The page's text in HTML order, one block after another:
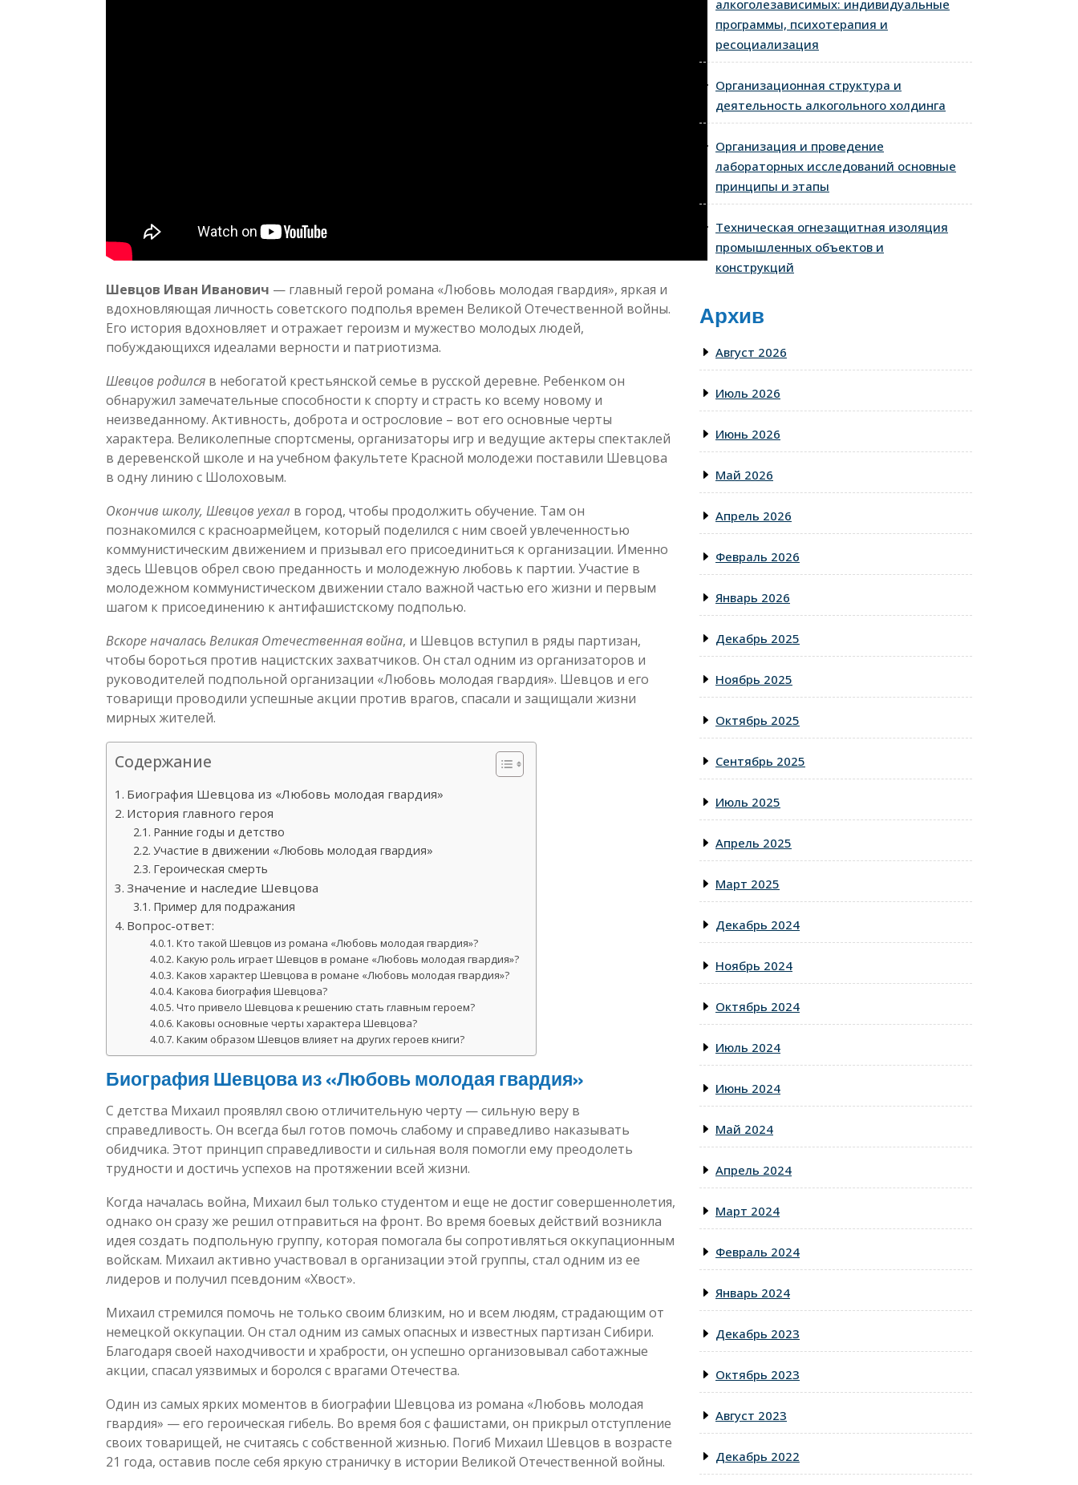
Шевцов Иван Иванович — главный герой романа «Любовь молодая гвардия», яркая и
вдохновляющая личность советского подполья времен Великой Отечественной войны.
Его история вдохновляет и отражает героизм и мужество молодых людей,
побуждающихся идеалами верности и патриотизма.
Шевцов родился в небогатой крестьянской семье в рус­ской деревне. Ребенком он
обнаружил замечательные способности к спорту и страсть ко всему новому и
неизведанному. Активность, доброта и острословие – вот его основные черты
характера. Великолепные спортсмены, организаторы игр и ведущие актеры спектаклей
в деревенской школе и на учебном факультете Красной молодежи поставили Шевцова
в одну линию с Шолоховым.
Окончив школу, Шевцов уехал в город, чтобы продолжить обучение. Там он
познакомился с красноармейцем, который поделился с ним своей увлеченностью
коммунистическим движением и призывал его присоединиться к организации. Именно
здесь Шевцов обрел свою преданность и молодежную любовь к партии. Участие в
молодежном коммунистическом движении стало важной частью его жизни и первым
шагом к присоединению к антифашистскому подполью.
Вскоре началась Великая Отечественная война, и Шевцов вступил в ряды партизан,
чтобы бороться против нацистских захватчиков. Он стал одним из организаторов и
руководителей подпольной организации «Любовь молодая гвардия». Шевцов и его
товарищи проводили успешные акции против врагов, спасали и защищали жизни
мирных жителей.
Содержание
Биография Шевцова из «Любовь молодая гвардия»
История главного героя
Ранние годы и детство
Участие в движении «Любовь молодая гвардия»
Героическая смерть
Значение и наследие Шевцова
Пример для подражания
Вопрос-ответ:
Кто такой Шевцов из романа «Любовь молодая гвардия»?
Какую роль играет Шевцов в романе «Любовь молодая гвардия»?
Каков характер Шевцова в романе «Любовь молодая гвардия»?
Какова биография Шевцова?
Что привело Шевцова к решению стать главным героем?
Каковы основные черты характера Шевцова?
Каким образом Шевцов влияет на других героев книги?
Биография Шевцова из «Любовь молодая гвардия»
С детства Михаил проявлял свою отличительную черту — сильную веру в
справедливость. Он всегда был готов помочь слабому и справедливо наказывать
обидчика. Этот принцип справедливости и сильная воля помогли ему преодолеть
трудности и достичь успехов на протяжении всей жизни.
Когда началась война, Михаил был только студентом и еще не достиг совершеннолетия,
однако он сразу же решил отправиться на фронт. Во время боевых действий возникла
идея создать подпольную группу, которая помогала бы сопротивляться оккупационным
войскам. Михаил активно участвовал в организации этой группы, стал одним из ее
лидеров и получил псевдоним «Хвост».
Михаил стремился помочь не только своим близким, но и всем людям, страдающим от
немецкой оккупации. Он стал одним из самых опасных и известных партизан Сибири.
Благодаря своей находчивости и храбрости, он успешно организовывал саботажные
акции, спасал уязвимых и боролся с врагами Отечества.
Один из самых ярких моментов в биографии Шевцова из романа «Любовь молодая
гвардия» — его героическая гибель. Во время боя с фашистами, он прикрыл отступление
своих товарищей, не считаясь с собственной жизнью. Погиб Михаил Шевцов в возрасте
21 года, оставив после себя яркую страничку в истории Великой Отечественной войны.
алкоголезависимых: индивидуальные
программы, психотерапия и
ресоциализация
Организационная структура и
деятельность алкогольного холдинга
Организация и проведение
лабораторных исследований основные
принципы и этапы
Техническая огнезащитная изоляция
промышленных объектов и
конструкций
Архив
Август 2026
Июль 2026
Июнь 2026
Май 2026
Апрель 2026
Февраль 2026
Январь 2026
Декабрь 2025
Ноябрь 2025
Октябрь 2025
Сентябрь 2025
Июль 2025
Апрель 2025
Март 2025
Декабрь 2024
Ноябрь 2024
Октябрь 2024
Июль 2024
Июнь 2024
Май 2024
Апрель 2024
Март 2024
Февраль 2024
Январь 2024
Декабрь 2023
Октябрь 2023
Август 2023
Декабрь 2022